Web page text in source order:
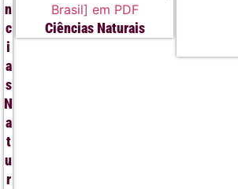
n
c
i
a
s
N
a
t
u
r
Ciências Naturais